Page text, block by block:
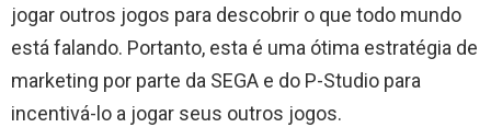
jogar outros jogos para descobrir o que todo mundo
está falando. Portanto, esta é uma ótima estratégia de
marketing por parte da SEGA e do P-Studio para
incentivá-lo a jogar seus outros jogos.